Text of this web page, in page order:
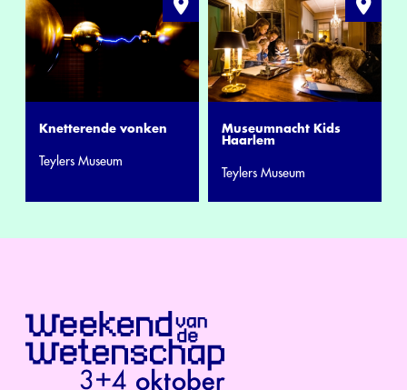
Knetterende vonken
Teylers Museum
Museumnacht Kids
Haarlem
Teylers Museum